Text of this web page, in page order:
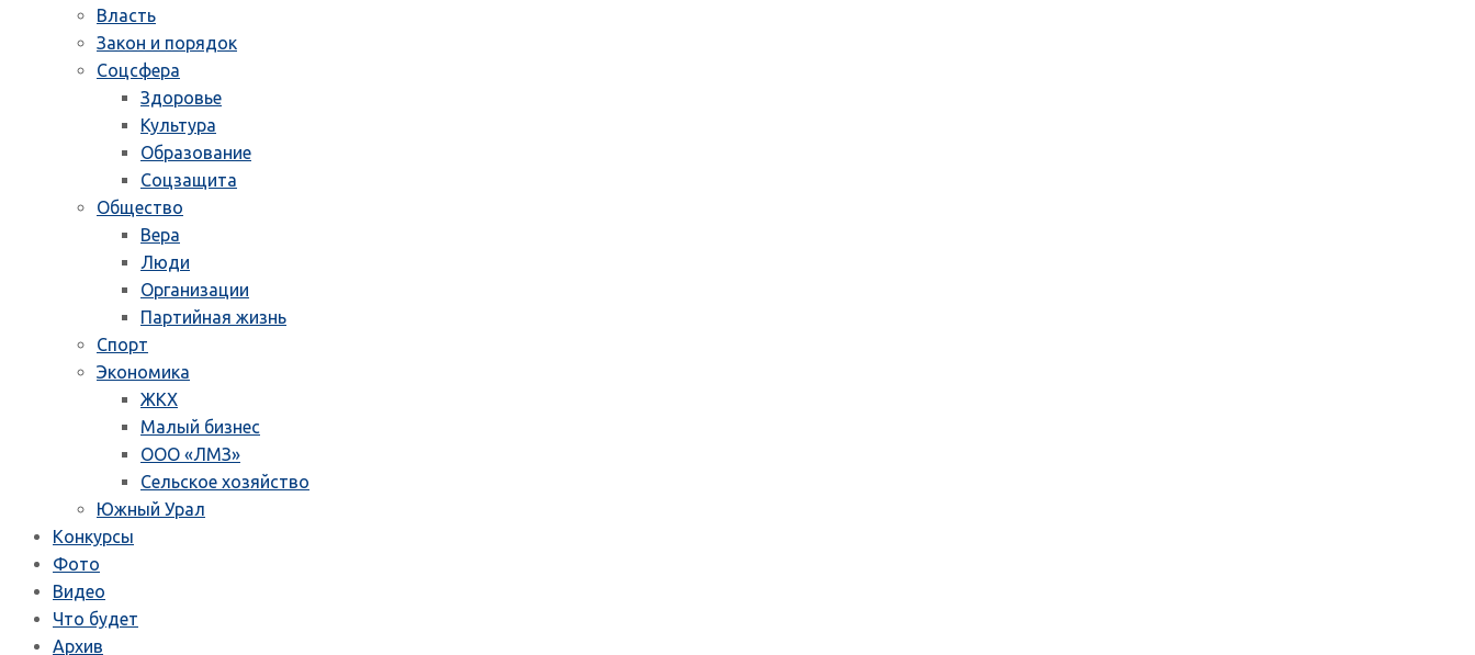
Власть
Закон и порядок
Соцсфера
Здоровье
Культура
Образование
Соцзащита
Общество
Вера
Люди
Организации
Партийная жизнь
Спорт
Экономика
ЖКХ
Малый бизнес
ООО «ЛМЗ»
Сельское хозяйство
Южный Урал
Конкурсы
Фото
Видео
Что будет
Архив